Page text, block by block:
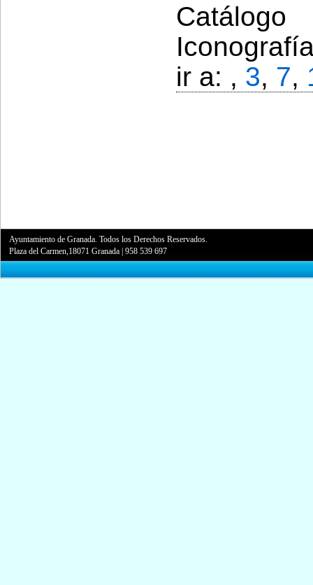
ir a: , 3, 7,
Ayuntamiento de Granada. Todos los Derechos Reservados.
Plaza del Carmen,18071 Granada |958 539 697